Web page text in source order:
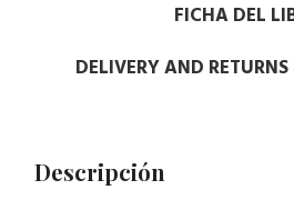
FICHA DEL
DELIVERY AND
Descripción